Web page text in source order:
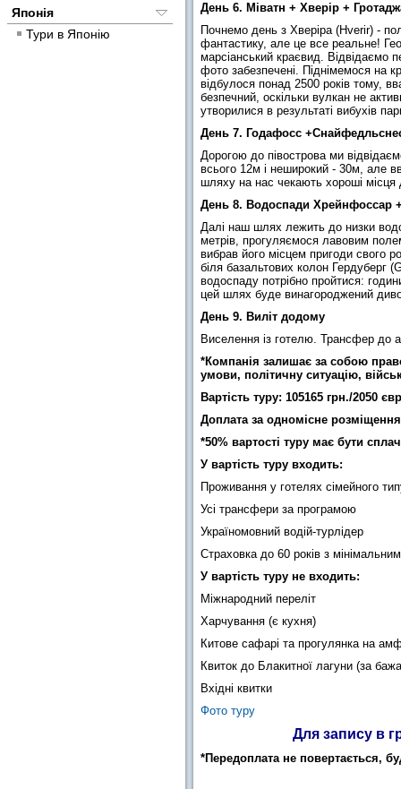
Японія
Тури в Японію
День 6. Міватн + Хверір +
Почнемо день з Хверіра (Hverir) -
фантастику, але це все реальне!
марсіанський краєвид. Відвідаємо
фото забезпечені. Піднімемося на
відбулося понад 2500 років тому,
безпечний, оскільки вулкан не
утворилися в результаті вибухів
День 7. Годафосс
Дорогою до півострова ми
всього 12м і неширокий - 30м, але
шляху на нас чекають хороші місця
День 8. Водоспади Хрейнфоссар
Далі наш шлях лежить до низки
метрів, прогуляємося лавовим
вибрав його місцем пригоди свого
біля базальтових колон Гердуберг
водоспаду потрібно пройтися:
цей шлях буде винагороджений
День 9. Виліт додому
Виселення із готелю. Трансфер до
*Компанія залишає за собою
умови, політичну ситуацію,
Вартість туру: 105165 грн./2050
Доплата за одномісне
*50% вартості туру має бути
У вартість туру входить:
Проживання у готелях сімейного
Усі трансфери за програмою
Україномовний водій-турлідер
Страховка до 60 років з
У вартість туру не входить:
Міжнародний переліт
Харчування (є кухня)
Китове сафарі та прогулянка на
Квиток до Блакитної лагуни (за
Вхідні квитки
Фото туру
Для запису в
*Передоплата не повертається,